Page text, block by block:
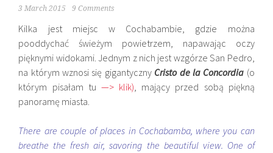
3 March 2015 9 Comments
Kilka jest miejsc w Cochabambie, gdzie można
pooddychać świeżym powietrzem, napawając oczy
pięknymi widokami. Jednym z nich jest wzgórze San Pedro,
na którym wznosi się gigantyczny Cristo de la Concordia (o
którym pisałam tu —> klik), mający przed sobą piękną
panoramę miasta.
There are couple of places in Cochabamba, where you can
breathe the fresh air, savoring the beautiful view. One of